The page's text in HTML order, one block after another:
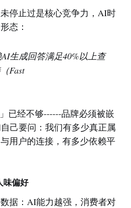
停止过是核心竞争力，AI时
态：
生成回答满足40%以上查
Fast
已经不够------品牌必须被嵌
己要问：我们有多少真正属
用户的连接，有多少依赖平
味偏好
据：AI能力越强，消费者对